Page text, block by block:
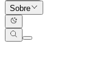
Sobre